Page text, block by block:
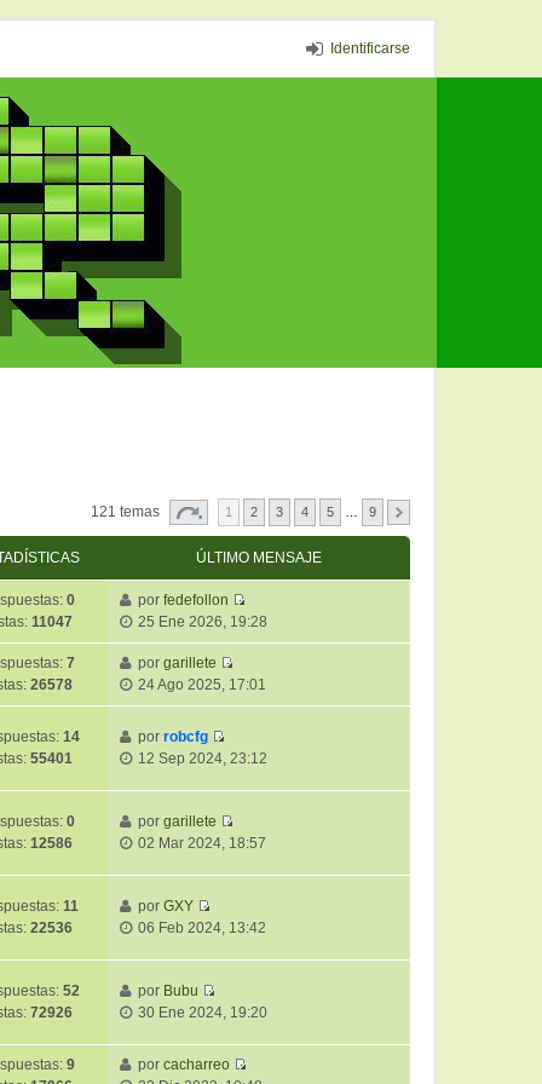
Identificarse
121 temas 1 2 3 4 5 9
ÚLTIMO MENSAJE
0
11047
porfedefollon
V
ú
l
m
o
e
s
j
25 Ene 2026, 19:28
7
26578
porgarillete
V
l
t
o
m
n
a
e
24 Ago 2025, 17:01
14
55401
porrobcfg
V
r
ú
o
s
j
e
12 Sep 2024, 23:12
0
12586
porgarillete
V
r
l
o
e
n
02 Mar 2024, 18:57
11
22536
porGXY
V
r
ú
l
m
06 Feb 2024, 13:42
52
72926
por Bubu
V
r
ú
30 Ene 2024, 19:20
9
porcacharreo
V